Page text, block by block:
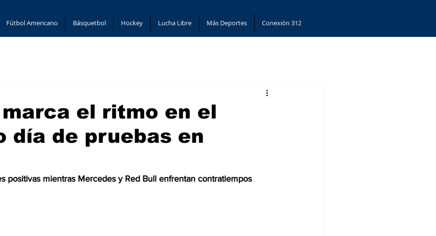
Fútbol Americano Básquetbol Hockey Lucha Libre Más Deportes Conexión 312
el ritmo en el
día de pruebas en
positivas mientras Mercedes y Red Bull enfrentan contratiempos